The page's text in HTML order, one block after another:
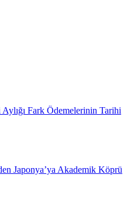
Fark Ödemelerinin Tarihi
Japonya’ya Akademik Köprü